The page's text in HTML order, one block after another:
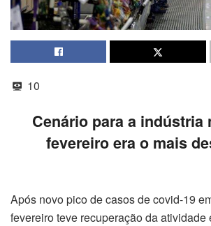
10
Cenário para a indústria
fevereiro era o mais
Após novo pico de casos de covid-19
fevereiro teve recuperação da atividade